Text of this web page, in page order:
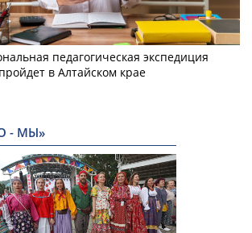
педагогическая экспедиция
в Алтайском крае
- МЫ»